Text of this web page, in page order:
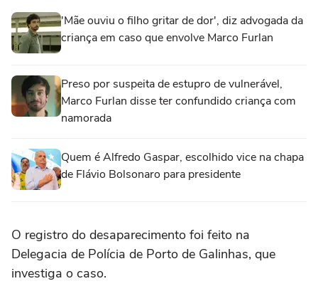
'Mãe ouviu o filho gritar de dor', diz advogada da
criança em caso que envolve Marco Furlan
Preso por suspeita de estupro de vulnerável,
Marco Furlan disse ter confundido criança com
namorada
Quem é Alfredo Gaspar, escolhido vice na chapa
de Flávio Bolsonaro para presidente
O registro do desaparecimento foi feito na
Delegacia de Polícia de Porto de Galinhas, que
investiga o caso.